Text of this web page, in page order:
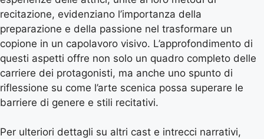
recitazione, evidenziano l’importanza della
preparazione e della passione nel trasformare un
copione in un capolavoro visivo. L’approfondimento di
questi aspetti offre non solo un quadro completo delle
carriere dei protagonisti, ma anche uno spunto di
riflessione su come l’arte scenica possa superare le
barriere di genere e stili recitativi.
Per ulteriori dettagli su altri cast e intrecci narrativi,